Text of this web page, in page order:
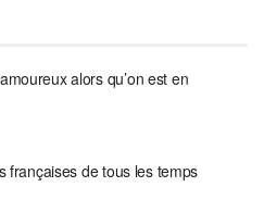
alors qu’on est en
françaises de tous les temps